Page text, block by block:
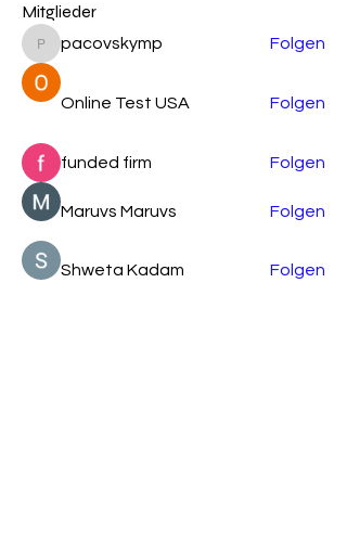
Mitglieder
pacovskymp
pacovskymp Folgen
Online Test USA Folgen
funded firm Folgen
Maruvs Maruvs Folgen
Shweta Kadam Folgen